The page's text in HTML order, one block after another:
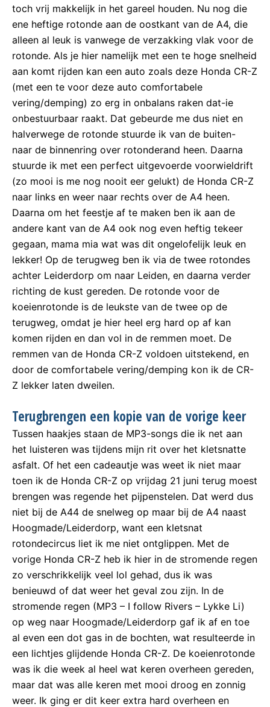
toch vrij makkelijk in het gareel houden. Nu nog die
ene heftige rotonde aan de oostkant van de A4, die
alleen al leuk is vanwege de verzakking vlak voor de
rotonde. Als je hier namelijk met een te hoge snelheid
aan komt rijden kan een auto zoals deze Honda CR-Z
(met een te voor deze auto comfortabele
vering/demping) zo erg in onbalans raken dat-ie
onbestuurbaar raakt. Dat gebeurde me dus niet en
halverwege de rotonde stuurde ik van de buiten-
naar de binnenring over rotonderand heen. Daarna
stuurde ik met een perfect uitgevoerde voorwieldrift
(zo mooi is me nog nooit eer gelukt) de Honda CR-Z
naar links en weer naar rechts over de A4 heen.
Daarna om het feestje af te maken ben ik aan de
andere kant van de A4 ook nog even heftig tekeer
gegaan, mama mia wat was dit ongelofelijk leuk en
lekker! Op de terugweg ben ik via de twee rotondes
achter Leiderdorp om naar Leiden, en daarna verder
richting de kust gereden. De rotonde voor de
koeienrotonde is de leukste van de twee op de
terugweg, omdat je hier heel erg hard op af kan
komen rijden en dan vol in de remmen moet. De
remmen van de Honda CR-Z voldoen uitstekend, en
door de comfortabele vering/demping kon ik de CR-
Z lekker laten dweilen.
Terugbrengen een kopie van de vorige keer
Tussen haakjes staan de MP3-songs die ik net aan
het luisteren was tijdens mijn rit over het kletsnatte
asfalt. Of het een cadeautje was weet ik niet maar
toen ik de Honda CR-Z op vrijdag 21 juni terug moest
brengen was regende het pijpenstelen. Dat werd dus
niet bij de A44 de snelweg op maar bij de A4 naast
Hoogmade/Leiderdorp, want een kletsnat
rotondecircus liet ik me niet ontglippen. Met de
vorige Honda CR-Z heb ik hier in de stromende regen
zo verschrikkelijk veel lol gehad, dus ik was
benieuwd of dat weer het geval zou zijn. In de
stromende regen (MP3 – I follow Rivers – Lykke Li)
op weg naar Hoogmade/Leiderdorp gaf ik af en toe
al even een dot gas in de bochten, wat resulteerde in
een lichtjes glijdende Honda CR-Z. De koeienrotonde
was ik die week al heel wat keren overheen gereden,
maar dat was alle keren met mooi droog en zonnig
weer. Ik ging er dit keer extra hard overheen en